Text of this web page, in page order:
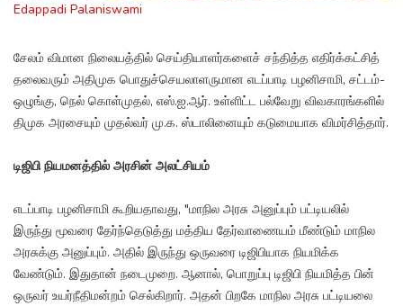
Edappadi Palaniswami
சேலம் விமான நிலையத்தில் செய்தியாளர்களைச் சந்தித்த எதிர்க்கட்சித்
தலைவரும் அதிமுக பொதுச்செயலாளருமான எடப்பாடி பழனிசாமி, சட்டம்-
ஒழுங்கு, நெல் கொள்முதல், எஸ்.ஐ.ஆர். உள்ளிட்ட பல்வேறு விவகாரங்களில்
திமுக அரசையும் முதல்வர் மு.க. ஸ்டாலினையும் கடுமையாக விமர்சித்தார்.
டிஜிபி நியமனத்தில் அரசின் அலட்சியம்
எடப்பாடி பழனிசாமி கூறியதாவது, "மாநில அரசு அனுப்பும் பட்டியலில்
இருந்து மூவரை தேர்ந்தெடுத்து மத்திய தேர்வாணையம் மீண்டும் மாநில
அரசுக்கு அனுப்பும். அதில் இருந்து ஒருவரை டிஜிபியாக நியமிக்க
வேண்டும். இதுதான் நடைமுறை. ஆனால், பொறுப்பு டிஜிபி நியமித்த பின்
ஒருவர் உயர்நீதிமன்றம் செல்கிறார். அதன் பிறகே மாநில அரசு பட்டியலை